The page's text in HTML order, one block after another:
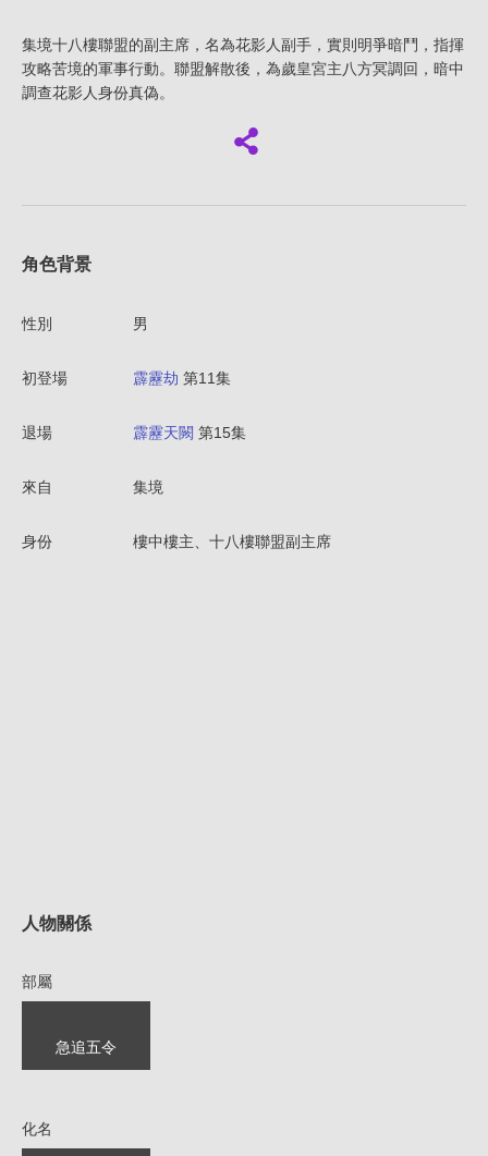
集境十八樓聯盟的副主席，名為花影人副手，實則明爭暗鬥，指揮
攻略苦境的軍事行動。聯盟解散後，為歲皇宮主八方冥調回，暗中
調查花影人身份真偽。
角色背景
性別 男
初登場 霹靂劫 第11集
退場 霹靂天闕 第15集
來自 集境
身份 樓中樓主、十八樓聯盟副主席
人物關係
部屬
急追五令
化名